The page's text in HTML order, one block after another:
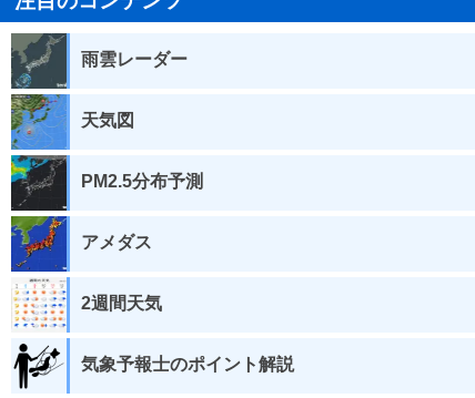
雨雲レーダー
天気図
PM2.5分布予測
アメダス
2週間天気
気象予報士のポイント解説